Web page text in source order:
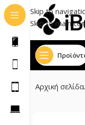
Skip to
Skip to main
Αρχική σελίδα